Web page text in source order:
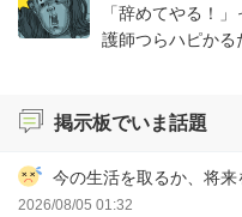
「辞めてやる！
護師つらハピかる
掲示板でいま話題
今の生活を取るか、将来
2026/08/05 01:32